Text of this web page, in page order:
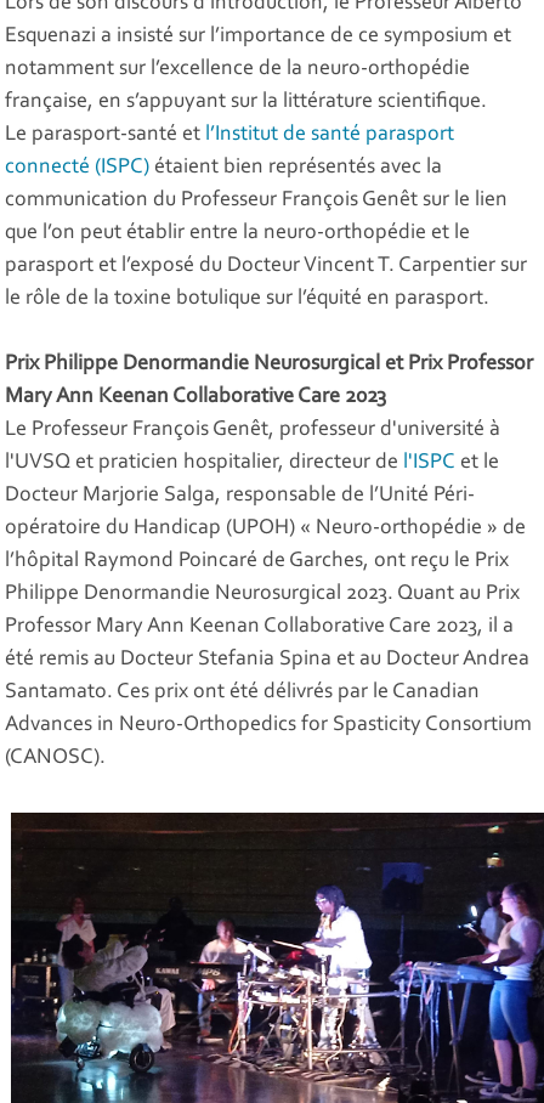
Esquenazi a insisté sur l’importance de ce symposium et
notamment sur l’excellence de la neuro-orthopédie
française, en s’appuyant sur la littérature scientifique.
Le parasport-santé et l’Institut de santé parasport
connecté (ISPC) étaient bien représentés avec la
communication du Professeur François Genêt sur le lien
que l’on peut établir entre la neuro-orthopédie et le
parasport et l’exposé du Docteur Vincent T. Carpentier sur
le rôle de la toxine botulique sur l’équité en parasport.
Prix Philippe Denormandie Neurosurgical et Prix Professor
Mary Ann Keenan Collaborative Care 2023
Le Professeur François Genêt, professeur d'université à
l'UVSQ et praticien hospitalier, directeur de l'ISPC et le
Docteur Marjorie Salga, responsable de l’Unité Péri-
opératoire du Handicap (UPOH) « Neuro-orthopédie » de
l’hôpital Raymond Poincaré de Garches, ont reçu le Prix
Philippe Denormandie Neurosurgical 2023. Quant au Prix
Professor Mary Ann Keenan Collaborative Care 2023, il a
été remis au Docteur Stefania Spina et au Docteur Andrea
Santamato. Ces prix ont été délivrés par le Canadian
Advances in Neuro-Orthopedics for Spasticity Consortium
(CANOSC).